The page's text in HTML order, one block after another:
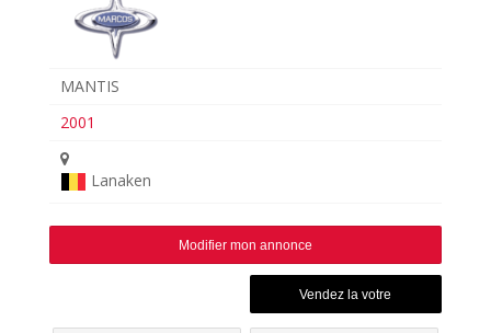
MANTIS
2001
Lanaken
Modifier mon annonce